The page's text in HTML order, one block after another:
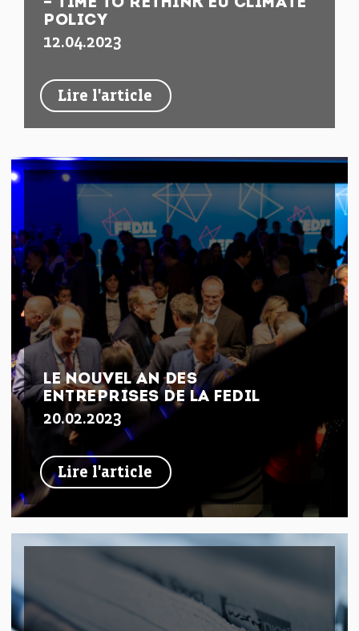
– TIME TO RETHINK EU CLIMATE
POLICY
Lire l'article
12.04.2023
LE NOUVEL AN DES
ENTREPRISES DE LA FEDIL
Lire l'article
20.02.2023